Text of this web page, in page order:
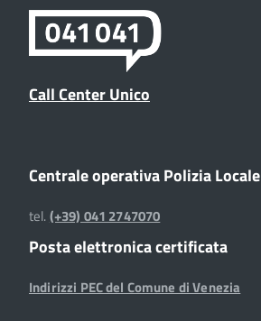
Call Center Unico
Centrale operativa Polizia Locale
tel.(+39) 041 2747070
Posta elettronica certificata
Indirizzi PEC del Comune di Venezia